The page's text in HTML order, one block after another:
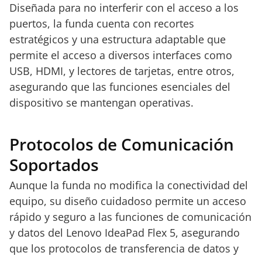
Diseñada para no interferir con el acceso a los
puertos, la funda cuenta con recortes
estratégicos y una estructura adaptable que
permite el acceso a diversos interfaces como
USB, HDMI, y lectores de tarjetas, entre otros,
asegurando que las funciones esenciales del
dispositivo se mantengan operativas.
Protocolos de Comunicación
Soportados
Aunque la funda no modifica la conectividad del
equipo, su diseño cuidadoso permite un acceso
rápido y seguro a las funciones de comunicación
y datos del Lenovo IdeaPad Flex 5, asegurando
que los protocolos de transferencia de datos y